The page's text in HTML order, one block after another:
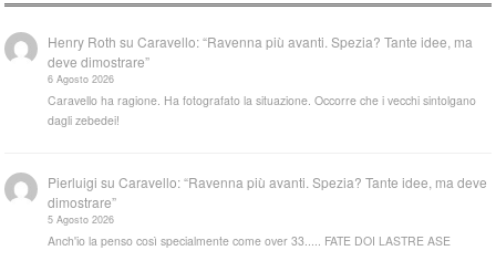
Henry Roth suCaravello: “Ravenna più avanti. Spezia? Tante idee, ma
deve dimostrare”
6 Agosto 2026
Caravello ha ragione. Ha fotografato la situazione. Occorre che i vecchi sintolgano
dagli zebedei!
Pierluigi suCaravello: “Ravenna più avanti. Spezia? Tante idee, ma deve
dimostrare”
5 Agosto 2026
Anch'io la penso così specialmente come over 33..... FATE DOI LASTRE ASE